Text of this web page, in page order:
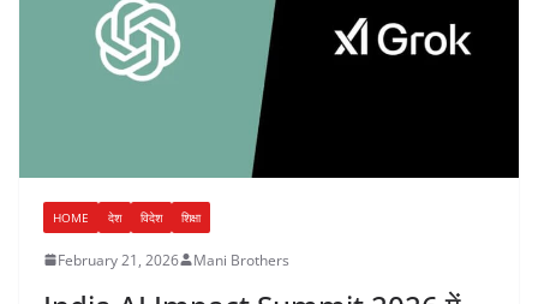
HOME देश विदेश शिक्षा
February 21, 2026 Mani Brothers